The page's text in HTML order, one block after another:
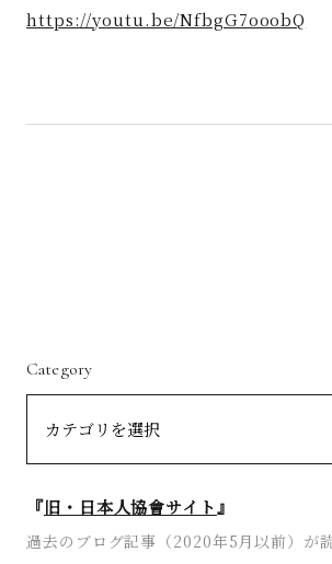
https://youtu.be/NfbgG7ooobQ
Category
『旧・日本人協會サイト』
過去のブログ記事（2020年5月以前）が読